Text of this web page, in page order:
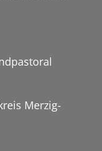
Merzig-